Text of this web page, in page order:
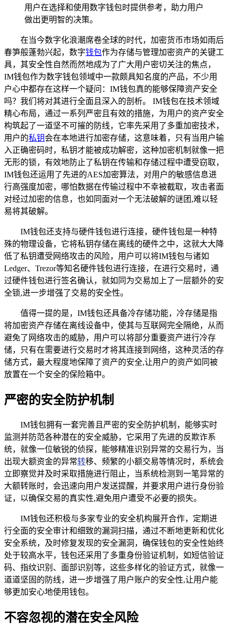
用户在选择和使用数字钱包时提供参考，助力用户
做出更明智的决策。
在当今数字化浪潮席卷全球的时代，加密货币市场如雨后
春笋般蓬勃兴起，数字钱包作为存储与管理加密资产的关键工
具，其安全性自然而然地成为了广大用户密切关注的焦点，
IM钱包作为数字钱包领域中一款颇具知名度的产品，不少用
户心中都存在这样一个疑问：IM钱包真的能够保障资产安全
吗？我们将对其进行全面且深入的剖析。 IM钱包在技术领域
精心布局，通过一系列严密且有效的措施，为用户的资产安全
构筑起了一道坚不可摧的防线，它率先采用了多重加密技术，
用户的私钥会在本地进行加密存储，这意味着，只有当用户输
入正确密码时，私钥才能被成功解密，这种加密机制就像一把
无形的锁，有效地防止了私钥在传输和存储过程中遭受窃取，
IM钱包还运用了先进的AES加密算法，对用户的敏感信息进
行高强度加密，哪怕数据在传输过程中不幸被截取，攻击者面
对经过加密的信息，也如同面对一个无法破解的谜团,难以轻
易将其破解。
IM钱包还支持与硬件钱包进行连接，硬件钱包是一种特
殊的物理设备，它将私钥存储在离线的硬件之中，这就大大降
低了私钥遭受网络攻击的风险，用户可以将IM钱包与诸如
Ledger、Trezor等知名硬件钱包进行连接，在进行交易时，通
过硬件钱包进行签名确认，就如同为交易加上了一层额外的安
全锁,进一步增强了交易的安全性。
值得一提的是，IM钱包还具备冷存储功能，冷存储是指
将加密资产存储在离线设备中，使其与互联网完全隔绝，从而
避免了网络攻击的威胁，用户可以将部分重要资产进行冷存
储，只有在需要进行交易时才将其连接到网络，这种灵活的存
储方式，最大程度地保障了资产的安全,让用户的资产如同被
放置在一个安全的保险箱中。
严密的安全防护机制
IM钱包拥有一套完善且严密的安全防护机制，能够实时
监测并防范各种潜在的安全威胁，它采用了先进的反欺诈系
统，就像一位敏锐的侦探，能够精准识别异常的交易行为，当
出现大额资金的异常转移、频繁的小额交易等情况时，系统会
立即察觉并及时采取措施进行阻止，当系统检测到一笔异常的
大额转账时，会迅速向用户发送提醒，并要求用户进行身份验
证，以确保交易的真实性,避免用户遭受不必要的损失。
IM钱包还积极与多家专业的安全机构展开合作，定期进
行全面的安全审计和细致的漏洞扫描，通过不断地更新和优化
安全系统，及时修复发现的安全漏洞，确保钱包的安全性始终
处于较高水平，钱包还采用了多重身份验证机制，如短信验证
码、指纹识别、面部识别等，这些多样化的验证方式，就像一
道道坚固的防线，进一步增强了用户账户的安全性,让用户能
够更加安心地使用钱包。
不容忽视的潜在安全风险